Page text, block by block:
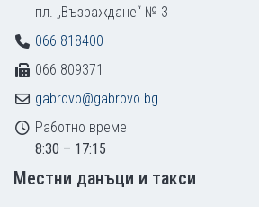
пл. „Възраждане“ № 3
066 818400
066 809371
gabrovo@gabrovo.bg
Работно време
8:30 – 17:15
Местни данъци и такси